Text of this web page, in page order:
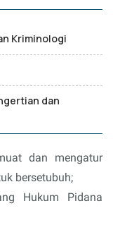
Kriminologi
dan
dan mengatur
bersetubuh;
Hukum Pidana